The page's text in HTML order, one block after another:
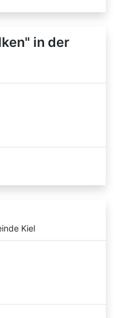
in der
Kiel